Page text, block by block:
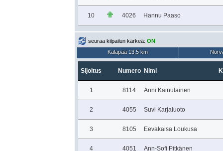
10 4026 Hannu Paaso
seuraa kilpailun kärkeä: ON
Kalapää 13,5 km
Sijoitus Numero Nimi
1 8114 Anni Kainulainen
2 4055 Suvi Karjaluoto
3 8105 Eevakaisa Loukusa
4 4051 Ann-Sofi Pitkänen